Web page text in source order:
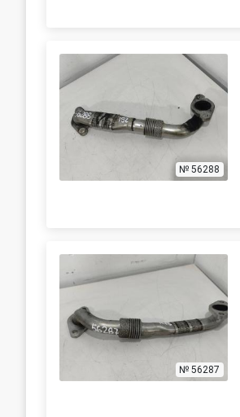
№ 56288
№ 56287